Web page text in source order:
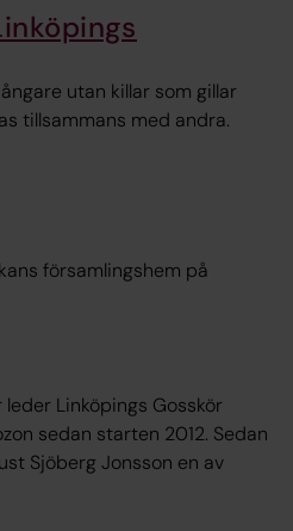
utan killar som gillar
tillsammans med andra.
församlingshem på
Linköpings Gosskör
sedan starten 2012. Sedan
Sjöberg Jonsson en av